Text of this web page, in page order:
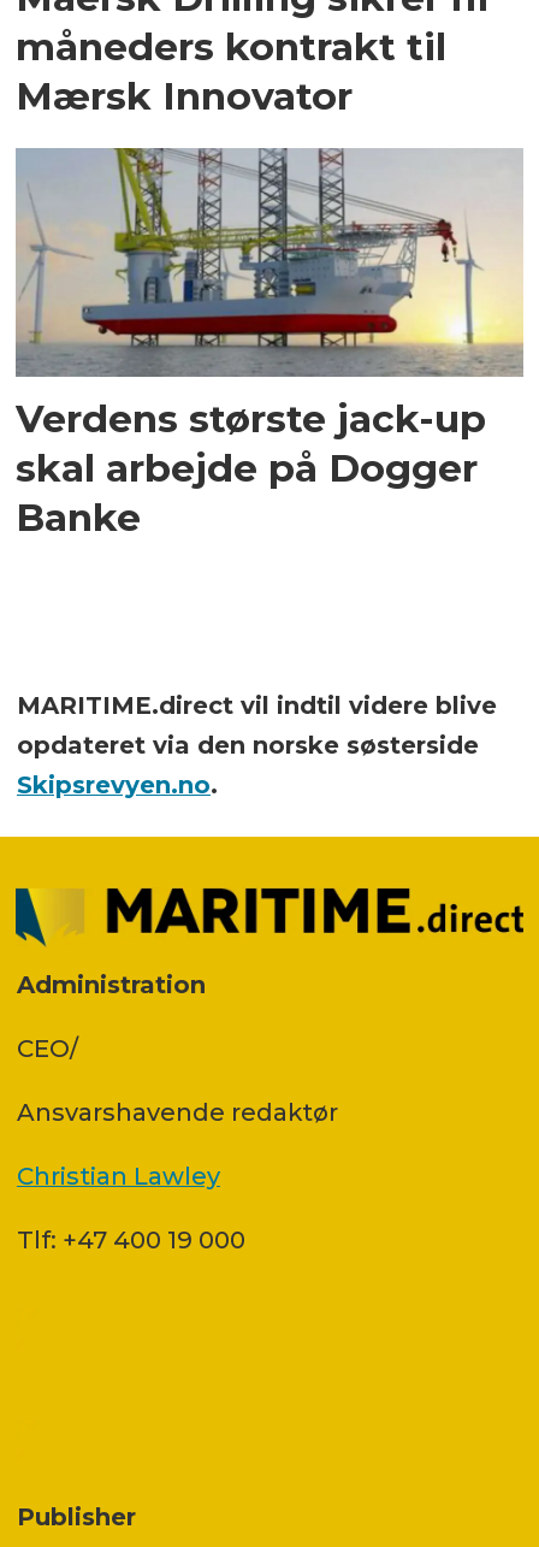
måneders kontrakt til
Mærsk Innovator
Verdens største jack-up
skal arbejde på Dogger
Banke
MARITIME.direct vil indtil videre blive
opdateret via den norske søsterside
Skipsrevyen.no.
Administration
CEO/
Ansvars­havende redaktør
Christian Lawley
Tlf: +47 400 19 000
Publisher